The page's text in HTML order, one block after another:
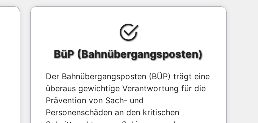
BüP (Bahnübergangsposten)
Der Bahnübergangsposten (BÜP) trägt eine
überaus gewichtige Verantwortung für die
Prävention von Sach- und
Personenschäden an den kritischen